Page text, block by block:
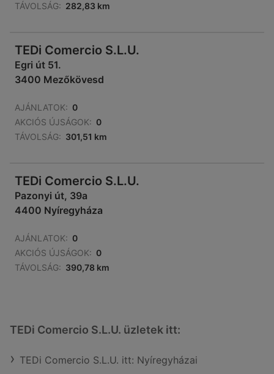
TÁVOLSÁG: 282,83 km
TEDi Comercio S.L.U.
Egri út 51.
3400 Mezőkövesd
AJÁNLATOK: 0
AKCIÓS ÚJSÁGOK: 0
TÁVOLSÁG: 301,51 km
TEDi Comercio S.L.U.
Pazonyi út, 39a
4400 Nyíregyháza
AJÁNLATOK: 0
AKCIÓS ÚJSÁGOK: 0
TÁVOLSÁG: 390,78 km
TEDi Comercio S.L.U. üzletek itt:
TEDi Comercio S.L.U. itt: Nyíregyházai